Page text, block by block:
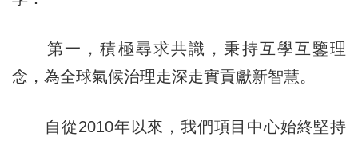
第一，積極尋求共識，秉持互學互鑒理
念，為全球氣候治理走深走實貢獻新智慧。
自從2010年以來，我們項目中心始終堅持